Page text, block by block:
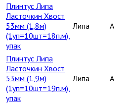
Плинтус Липа
Ласточкин Хвост
53мм (1,8м)
(1уп=10шт=18п.м),
упак
Липа A
Плинтус Липа
Ласточкин Хвост
53мм (1,9м)
(1уп=10шт=19п.м),
упак
Липа A